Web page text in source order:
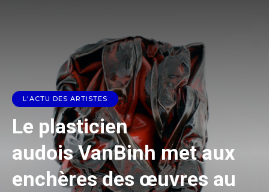
L'ACTU DES ARTISTES
Le plasticien
audois VanBinh met aux
enchères des œuvres au